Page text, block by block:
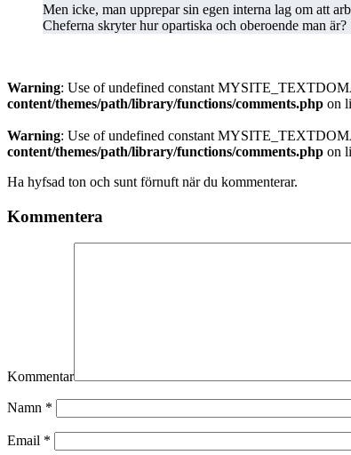
Men icke, man upprepar sin egen interna lag om att
Cheferna skryter hur opartiska och oberoende man
Warning: Use of undefined constant
content/themes/path/library/functions/comments.php on
Warning: Use of undefined constant
content/themes/path/library/functions/comments.php on
Ha hyfsad ton och sunt förnuft när du kommenterar.
Kommentera
Kommentar
Namn *
Email *